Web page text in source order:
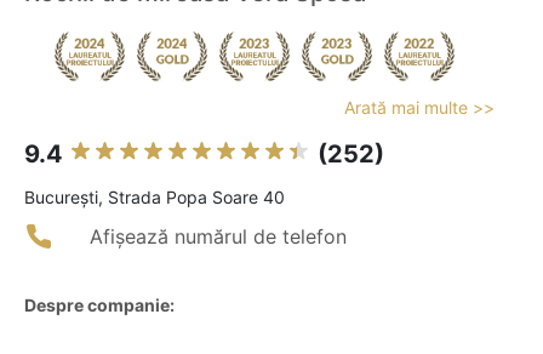
Arată mai multe >>
9.4 (252)
Bucureşti, Strada Popa Soare 40
Afișează numărul de telefon
Despre companie: